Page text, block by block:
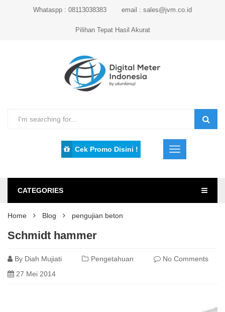
Whataspp : 08113038383 email : sales@jvm.co.id
Pilihan Tepat Hasil Akurat
Cek Promo Disini !
CATEGORIES
Home Blog pengujian beton
Schmidt hammer
By Diah Mujiati Pengetahuan
No Comments
27 Mei 2014